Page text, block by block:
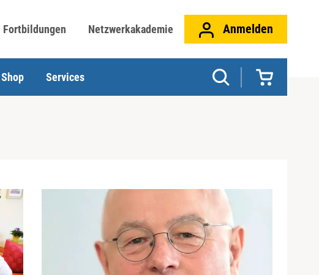
Fortbildungen Netzwerkakademie Anmelden
Shop Services